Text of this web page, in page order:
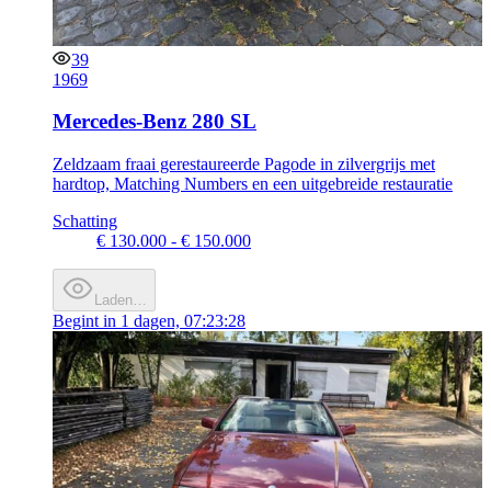
39
1969
Mercedes-Benz 280 SL
Zeldzaam fraai gerestaureerde Pagode in zilvergrijs met
hardtop, Matching Numbers en een uitgebreide restauratie
Schatting
€ 130.000 - € 150.000
Laden…
Begint in 1 dagen, 07:23:28